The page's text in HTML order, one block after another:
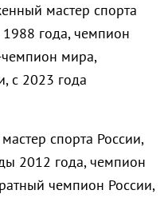
мастер спорта
года, чемпион
мира,
с 2023 года
спорта России,
2012 года, чемпион
чемпион России,